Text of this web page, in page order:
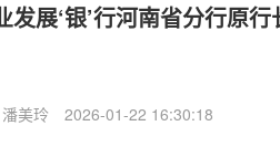
发展‘银’行河南省分行原
潘美玲 2026-01-22 16:30:18